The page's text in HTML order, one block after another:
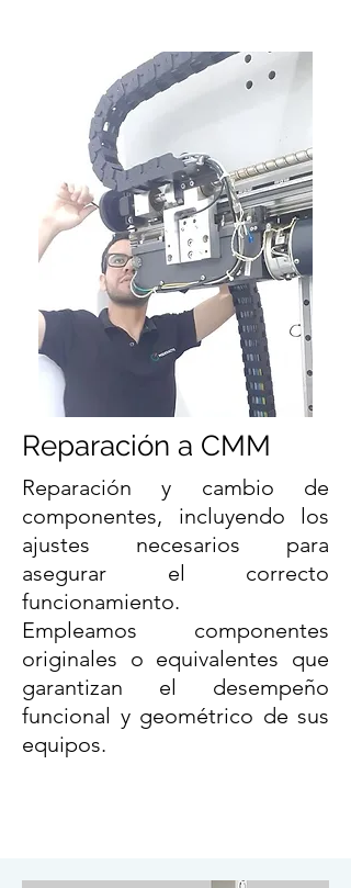
Reparación a CMM
Reparación y cambio de
componentes, incluyendo los
ajustes necesarios para
asegurar el correcto
funcionamiento.
Empleamos componentes
originales o equivalentes que
garantizan el desempeño
funcional y geométrico de sus
equipos.